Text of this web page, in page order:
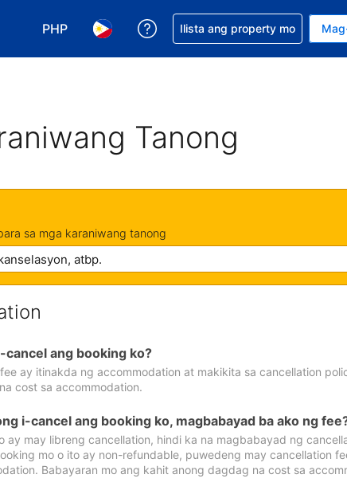
PHP
Pumili ng currency mo. PHP ang currency mo
Pumili ng wika mo. Filipino ang wika mo
Makakuha ng tulong sa
Ilista ang property mo
Tanong
sa mga karaniwang tanong
cancel ang booking ko?
ay itinakda ng accommodation at makikita sa cancellation
cost sa accommodation.
i-cancel ang booking ko, magbabayad ba ako ng
ay may libreng cancellation, hindi ka na magbabayad ng
mo o ito ay non-refundable, puwedeng may cancellation
Babayaran mo ang kahit anong dagdag na cost sa